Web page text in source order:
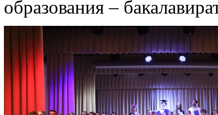
образования –